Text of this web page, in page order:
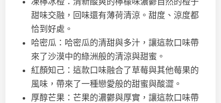
甜味交融，回味還有薄荷清涼。甜度、涼度都
恰到好處。
哈密瓜：哈密瓜的清甜與多汁，讓這款口味帶
來了沙漠中的綠洲般的清涼與甜蜜。
紅顏知己：這款口味融合了草莓與其他莓果的
風味，帶來了一種戀愛般的甜蜜與酸澀。
厚醇芒果：芒果的濃鬱與厚實，讓這款口味帶